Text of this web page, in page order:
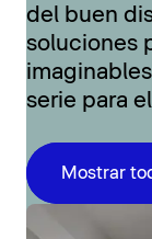
del buen
soluciones
serie para
Mostrar